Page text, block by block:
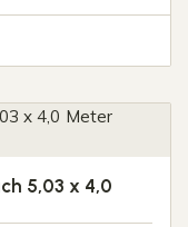
5,03 x 4,0